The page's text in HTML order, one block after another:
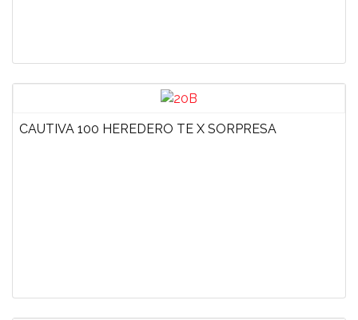
CAUTIVA 100 HEREDERO TE X SORPRESA